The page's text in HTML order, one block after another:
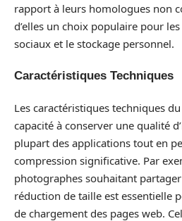
rapport à leurs homologues non
d’elles un choix populaire pour
sociaux et le stockage personnel.
Caractéristiques Techniques
Les caractéristiques techniques
capacité à conserver une qualité
plupart des applications tout en
compression significative. Par
photographes souhaitant
réduction de taille est essentielle
de chargement des pages web.